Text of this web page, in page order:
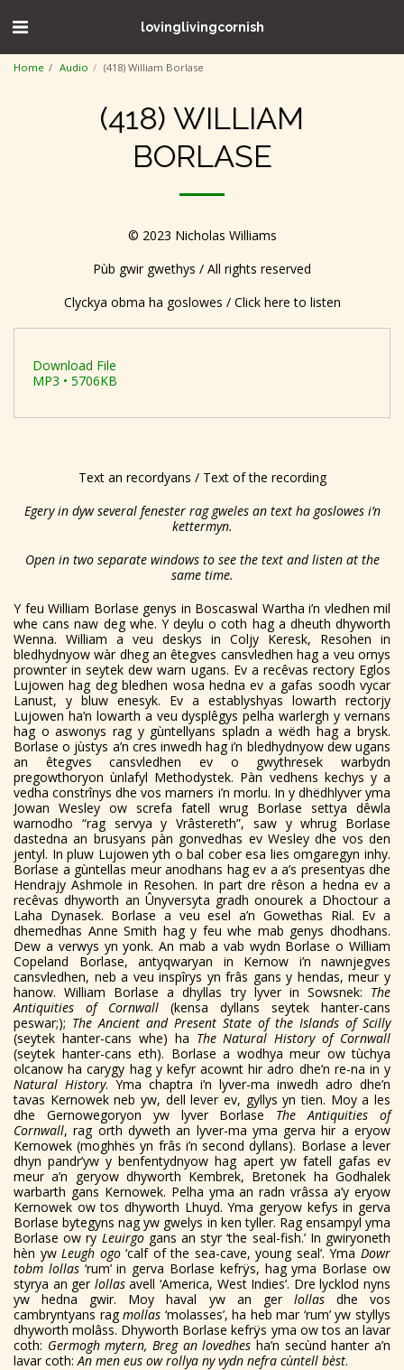
lovinglivingcornish
Home Audio (418) William Borlase
(418) WILLIAM
BORLASE
© 2023 Nicholas Williams
Pùb gwir gwethys / All rights reserved
Clyckya obma ha goslowes / Click here to listen
Download File
MP3 • 5706KB
Text an recordyans / Text of the recording
Egery in dyw several fenester rag gweles an text ha goslowes i’n
kettermyn.
Open in two separate windows to see the text and listen at the
same time.
Y feu William Borlase genys in Boscaswal Wartha i’n vledhen mil
whe cans naw deg whe. Y deylu o coth hag a dheuth dhyworth
Wenna. William a veu deskys in Coljy Keresk, Resohen in
bledhydnyow wàr dheg an êtegves cansvledhen hag a veu ornys
prownter in seytek dew warn ugans. Ev a recêvas rectory Eglos
Lujowen hag deg bledhen wosa hedna ev a gafas soodh vycar
Lanust, y bluw enesyk. Ev a establyshyas lowarth rectorjy
Lujowen ha’n lowarth a veu dysplêgys pelha warlergh y vernans
hag o aswonys rag y gùntellyans spladn a wëdh hag a brysk.
Borlase o jùstys a’n cres inwedh hag i’n bledhydnyow dew ugans
an êtegves cansvledhen ev o gwythresek warbydn
pregowthoryon ùnlafyl Methodystek. Pàn vedhens kechys y a
vedha constrînys dhe vos marners i’n morlu. In y dhëdhlyver yma
Jowan Wesley ow screfa fatell wrug Borlase settya dêwla
warnodho “rag servya y Vrâstereth”, saw y whrug Borlase
dastedna an brusyans pàn gonvedhas ev Wesley dhe vos den
jentyl. In pluw Lujowen yth o bal cober esa lies omgaregyn inhy.
Borlase a gùntellas meur anodhans hag ev a a’s presentyas dhe
Hendrajy Ashmole in Resohen. In part dre rêson a hedna ev a
recêvas dhyworth an Ûnyversyta gradh onourek a Dhoctour a
Laha Dynasek. Borlase a veu esel a’n Gowethas Rial. Ev a
dhemedhas Anne Smith hag y feu whe mab genys dhodhans.
Dew a verwys yn yonk. An mab a vab wydn Borlase o William
Copeland Borlase, antyqwaryan in Kernow i’n nawnjegves
cansvledhen, neb a veu inspîrys yn frâs gans y hendas, meur y
hanow. William Borlase a dhyllas try lyver in Sowsnek: The
Antiquities of Cornwall (kensa dyllans seytek hanter-cans
peswar;); The Ancient and Present State of the Islands of Scilly
(seytek hanter-cans whe) ha The Natural History of Cornwall
(seytek hanter-cans eth). Borlase a wodhya meur ow tùchya
olcanow ha carygy hag y kefyr acownt hir adro dhe’n re-na in y
Natural History. Yma chaptra i’n lyver-ma inwedh adro dhe’n
tavas Kernowek neb yw, dell lever ev, gyllys yn tien. Moy a les
dhe Gernowegoryon yw lyver Borlase The Antiquities of
Cornwall, rag orth dyweth an lyver-ma yma gerva hir a eryow
Kernowek (moghhës yn frâs i’n second dyllans). Borlase a lever
dhyn pandr’yw y benfentydnyow hag apert yw fatell gafas ev
meur a’n geryow dhyworth Kembrek, Bretonek ha Godhalek
warbarth gans Kernowek. Pelha yma an radn vrâssa a’y eryow
Kernowek ow tos dhyworth Lhuyd. Yma geryow kefys in gerva
Borlase bytegyns nag yw gwelys in ken tyller. Rag ensampyl yma
Borlase ow ry Leuirgogans an styr ‘the seal-fish.’ In gwiryoneth
hèn ywLeugh ogo‘calf of the sea-cave, young seal’. YmaDowr
tobm lollas‘rum’ in gerva Borlase kefrÿs, hag yma Borlase ow
styrya an ger lollasavell ‘America, West Indies’. Dre lycklod nyns
yw hedna gwir. Moy haval yw an ger lollasdhe vos
cambryntyans ragmollas ‘molasses’, ha heb mar ‘rum’ yw styllys
dhyworth molâss. Dhyworth Borlase kefrÿs yma ow tos an lavar
coth: Germogh mytern, Breg an lovedhes ha’n secùnd hanter a’n
lavar coth:An men eus ow rollya ny vydn nefra cùntell bèst.